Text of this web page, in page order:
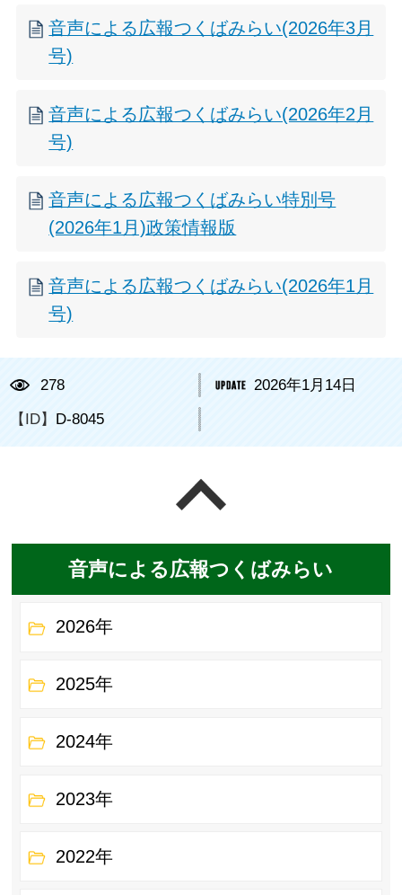
音声による広報つくばみらい(2026年3月
号)
音声による広報つくばみらい(2026年2月
号)
音声による広報つくばみらい特別号
(2026年1月)政策情報版
音声による広報つくばみらい(2026年1月
号)
278 2026年1月14日
【ID】 D-8045
音声による広報つくばみらい
2026年
2025年
2024年
2023年
2022年